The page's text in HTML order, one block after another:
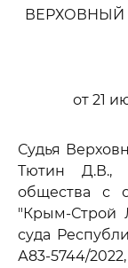
ВЕРХОВНЫЙ
от 21
Судья
Тютин Д.В.,
общества с
"Крым-Строй
суда
А83-5744/